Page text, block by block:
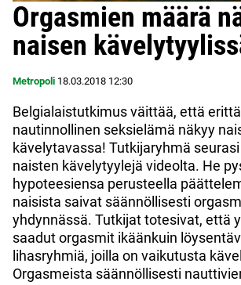
Orgasmien määrä
naisen
Metropoli 18.03.2018 12:30
Belgialaistutkimus väittää, että
nautinnollinen seksielämä näkyy
kävelytavassa! Tutkijaryhmä
naisten kävelytyylejä videolta. He
hypoteesiensa perusteella
naisista saivat säännöllisesti
yhdynnässä. Tutkijat totesivat, että
saadut orgasmit ikäänkuin
lihasryhmiä, joilla on vaikutusta
Orgasmeista säännöllisesti